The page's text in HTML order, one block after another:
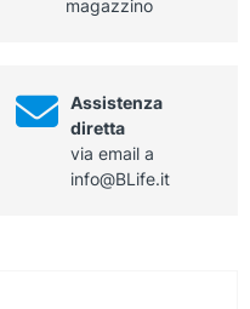
magazzino
Assistenza
diretta
via email a
info@BLife.it